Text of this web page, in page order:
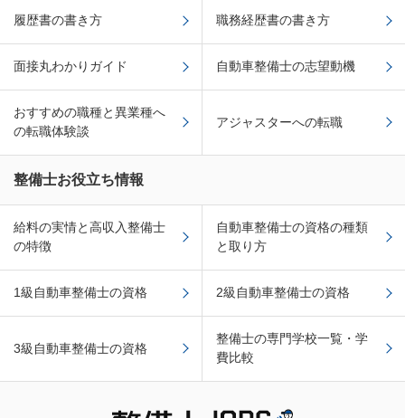
履歴書の書き方 職務経歴書の書き方
面接丸わかりガイド 自動車整備士の志望動機
おすすめの職種と異業種へ
の転職体験談
アジャスターへの転職
整備士お役立ち情報
給料の実情と高収入整備士
の特徴
自動車整備士の資格の種類
と取り方
1級自動車整備士の資格 2級自動車整備士の資格
3級自動車整備士の資格
整備士の専門学校一覧・学
費比較